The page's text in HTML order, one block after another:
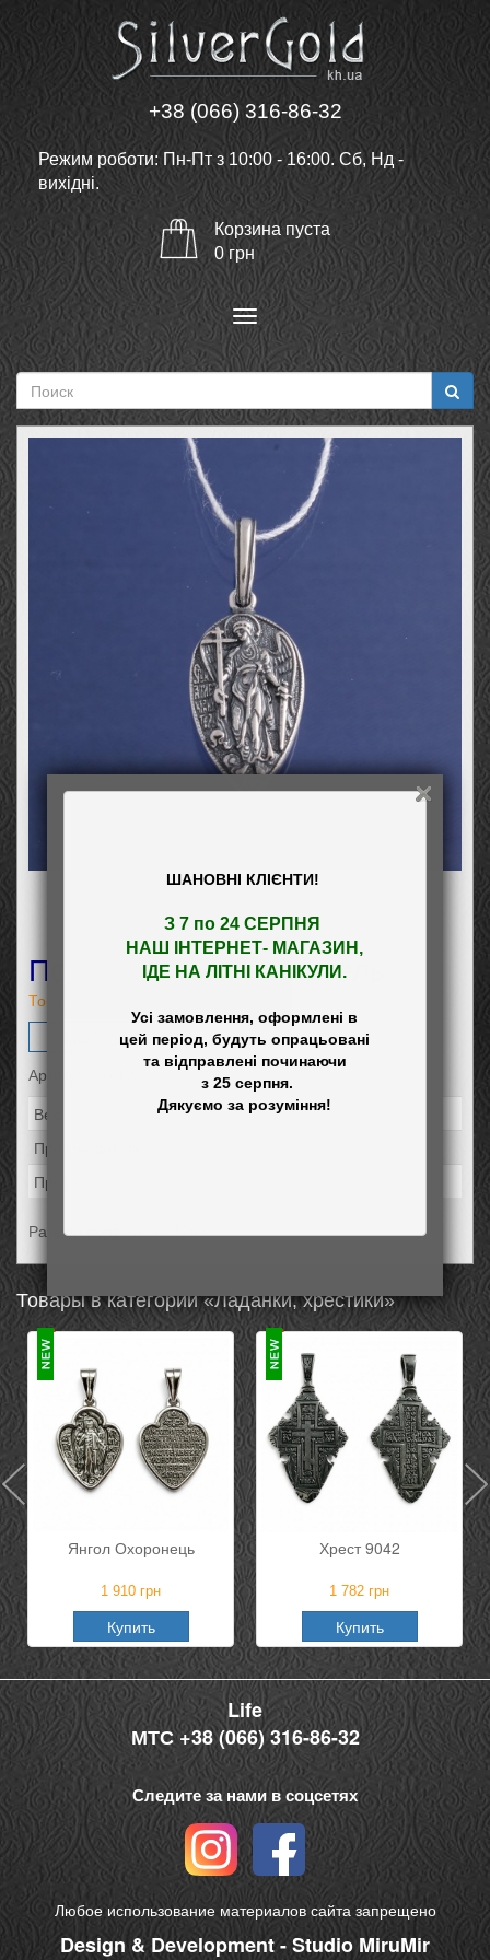
ШАНОВНІ КЛІЄНТИ!
З 7 по 24 СЕРПНЯ
НАШ
ІНТЕРНЕТ- МАГАЗИН ,
ІДЕ НА ЛІТНІ КАНІКУЛИ.
Усі замовлення, оформлені в
цей період, будуть опрацьовані
та відправлені починаючи
+38 (066) 316-86-32
Режим роботи: Пн-Пт з 10:00 - 16:00. Сб, Нд -
вихідні.
Корзина пуста
0 грн
Меню
Подвес Ангел Хранитель
Товар ожидается
Заказать
Артикул: 3742
Вес:
Производитель:
Проба:
Размер подвеса 32*12мм
Товары в категории «Ладанки, хрестики»
Янгол Охоронець
1 910 грн
Купить
Хрест 9042
1 782 грн
Купить
Life
МТС +38 (066) 316-86-32
Следите за нами в соцсетях
Любое использование материалов сайта запрещено
Design & Development - Studio MiruMir